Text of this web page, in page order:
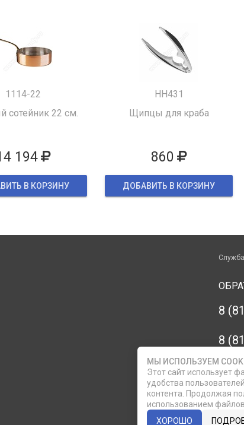
1114-22
сотейник 22 см.
194
В КОРЗИНУ
HH431
Щипцы для краба
860
ДОБАВИТЬ В КОРЗИНУ
8
8
7
МЫ ИСПОЛЬЗУЕМ
Этот сайт использует
удобства
контента. Продолжая
использованием
ХОРОШО